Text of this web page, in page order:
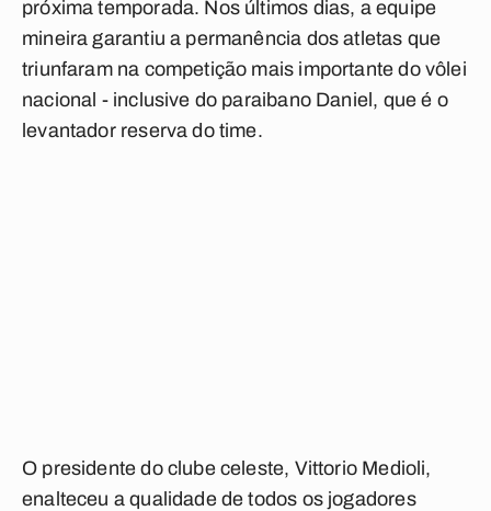
próxima temporada. Nos últimos dias, a equipe
mineira garantiu a permanência dos atletas que
triunfaram na competição mais importante do vôlei
nacional - inclusive do paraibano Daniel, que é o
levantador reserva do time.
O presidente do clube celeste, Vittorio Medioli,
enalteceu a qualidade de todos os jogadores